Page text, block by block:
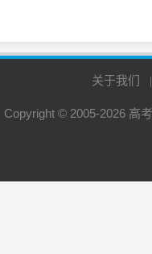
关于我们
Copyright © 2005-2026 高